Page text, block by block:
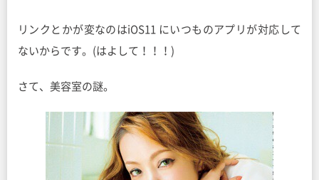
リンクとかが変なのはiOS11 にいつものアプリが対応して
ないからです。(はよして！！！)
さて、美容室の謎。